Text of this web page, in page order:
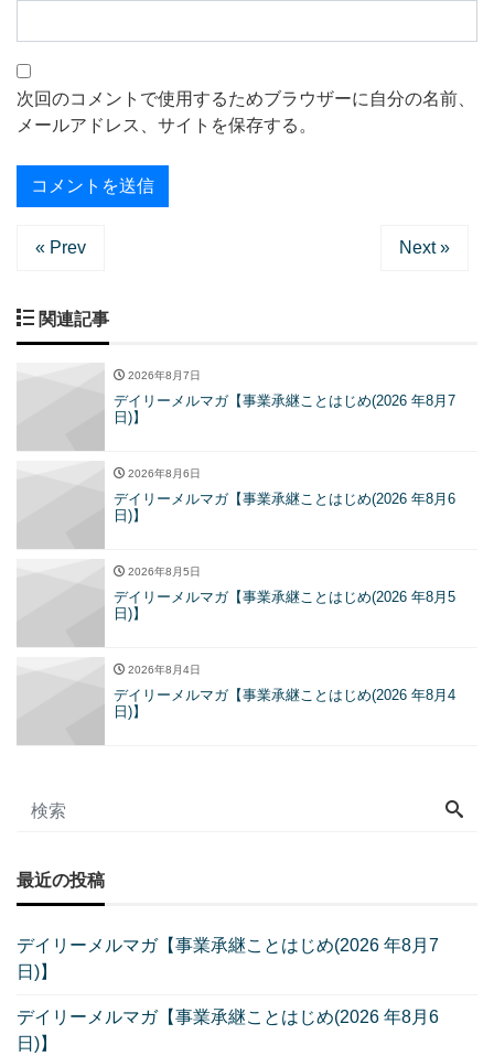
次回のコメントで使用するためブラウザーに自分の名前、
メールアドレス、サイトを保存する。
« Prev Next »
関連記事
2026年8月7日
デイリーメルマガ【事業承継ことはじめ(2026 年8月7
日)】
2026年8月6日
デイリーメルマガ【事業承継ことはじめ(2026 年8月6
日)】
2026年8月5日
デイリーメルマガ【事業承継ことはじめ(2026 年8月5
日)】
2026年8月4日
デイリーメルマガ【事業承継ことはじめ(2026 年8月4
日)】
最近の投稿
デイリーメルマガ【事業承継ことはじめ(2026 年8月7
日)】
デイリーメルマガ【事業承継ことはじめ(2026 年8月6
日)】